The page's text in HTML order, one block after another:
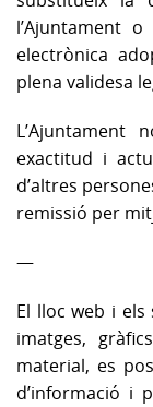
l’Ajuntament
electrònica
plena validesa
L’Ajuntament
exactitud i
d’altres
remissió per
—
El lloc web i
imatges,
material, es
d’informació i